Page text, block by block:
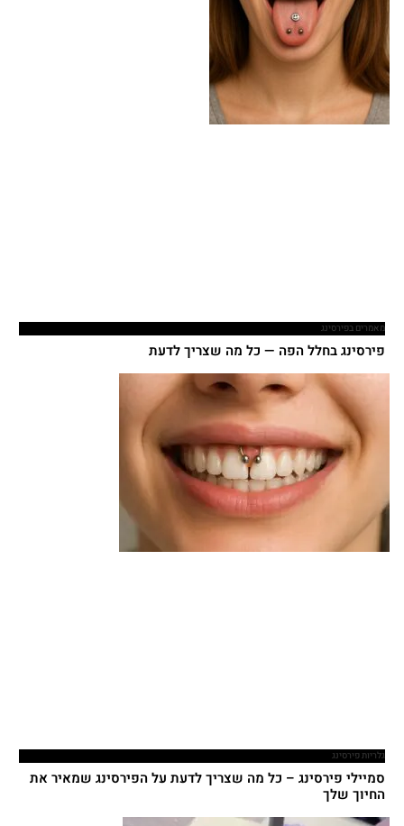
מאמרים בפירסינג
פירסינג בחלל הפה — כל מה שצריך לדעת
גלריות פירסינג
סמיילי פירסינג – כל מה שצריך לדעת על הפירסינג שמאיר את
החיוך שלך